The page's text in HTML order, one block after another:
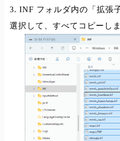
3. INF フォルダ内の「拡張
選択して、すべてコピーしま